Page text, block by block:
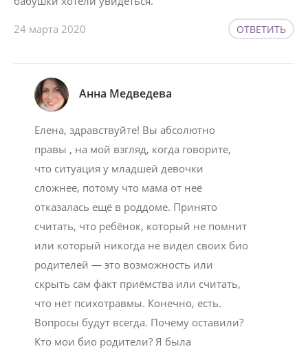
24 марта 2020 ОТВЕТИТЬ
Анна Медведева
Елена, здравствуйте! Вы абсолютно
правы , на мой взгляд, когда говорите,
что ситуация у младшей девочки
сложнее, потому что мама от неё
отказалась ещё в роддоме. Принято
считать, что ребёнок, который не помнит
или который никогда не видел своих био
родителей — это возможность или
скрыть сам факт приёмства или считать,
что нет психотравмы. Конечно, есть.
Вопросы будут всегда. Почему оставили?
Кто мои био родители? Я была